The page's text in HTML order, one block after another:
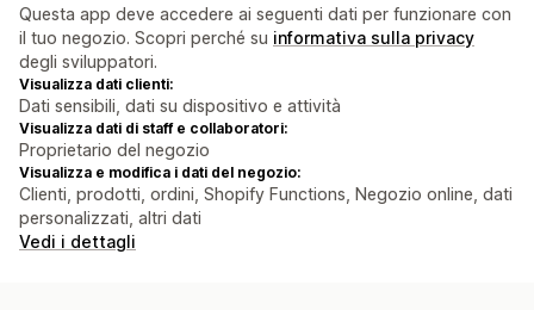
Questa app deve accedere ai seguenti dati per funzionare con
il tuo negozio. Scopri perché su informativa sulla privacy
degli sviluppatori.
Visualizza dati clienti:
Dati sensibili, dati su dispositivo e attività
Visualizza dati di staff e collaboratori:
Proprietario del negozio
Visualizza e modifica i dati del negozio:
Clienti, prodotti, ordini, Shopify Functions, Negozio online, dati
personalizzati, altri dati
Vedi i dettagli